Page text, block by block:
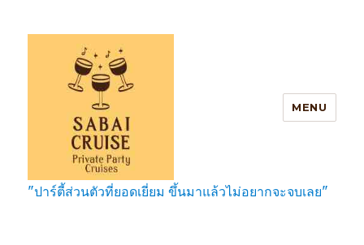
SabaiCruise Private Party Cruises
MENU
"ปาร์ตี้ส่วนตัวที่ยอดเยี่ยม ขึ้นมาแล้วไม่อยากจะจบเลย"